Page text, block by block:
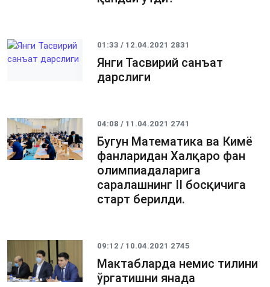
01:33 / 12.04.2021 2831
Янги Тасвирий санъат
дарслиги
04:08 / 11.04.2021 2741
Бугун Математика ва Кимё
фанларидан Халқаро фан
олимпиадаларига
саралашнинг II босқичига
старт берилди.
09:12 / 10.04.2021 2745
Мактабларда немис тилини
ўргатишни янада